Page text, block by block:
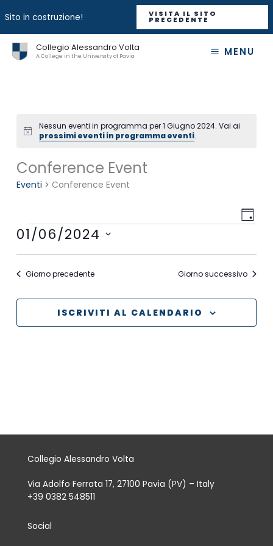
Sito in costruzione! VISITA IL SITO
PRECEDENTE
Collegio Alessandro Volta
A College in the University of Pavia MENU
Notice
Nessun eventi in programma per 1 Giugno 2024. Vai ai
prossimi eventi in programma eventi.
Conference Event
Eventi Conference Event
Viste
Viste
Eventi
01/06/2024
data.
Giorno precedente Giorno successivo
ISCRIVITI AL CALENDARIO
Collegio Alessandro Volta
Via Adolfo Ferrata 17, 27100 Pavia (PV) – Italy
+39 0382 548511
Social